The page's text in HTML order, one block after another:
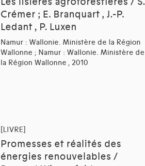
Crémer ; E. Branquart , J.-P.
Ledant , P. Luxen
Namur : Wallonie. Ministère de la Région
Wallonne ; Namur : Wallonie. Ministère de
la Région Wallonne , 2010
[LIVRE]
Promesses et réalités des
énergies renouvelables /